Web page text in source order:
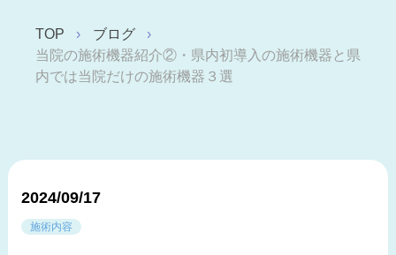
TOP
ブログ
当院の施術機器紹介②・県内初導入の施術機器と県
内では当院だけの施術機器３選
2024/09/17
施術内容